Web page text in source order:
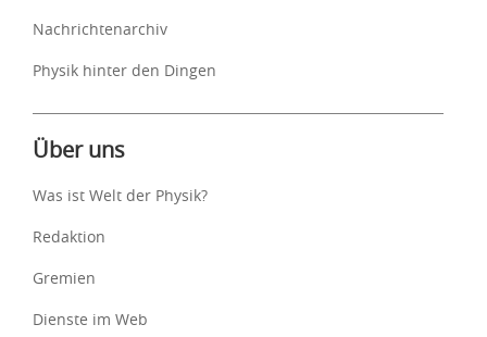
Nachrichtenarchiv
Physik hinter den Dingen
Über uns
Was ist Welt der Physik?
Redaktion
Gremien
Dienste im Web